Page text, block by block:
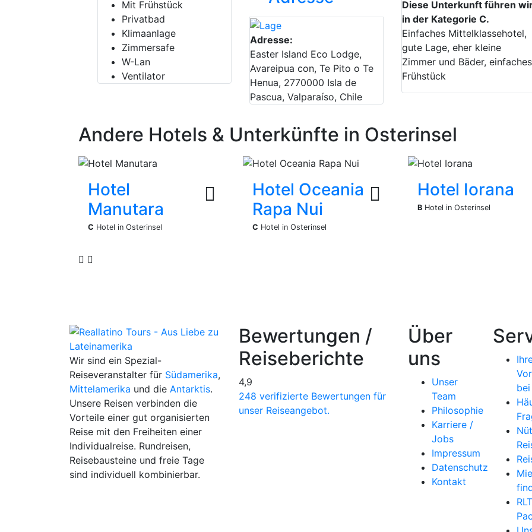
Mit Frühstück
Privatbad
Klimaanlage
Zimmersafe
W-Lan
Ventilator
Adresse:
Easter Island Eco Lodge,
Avareipua con, Te Pito o Te
Henua, 2770000 Isla de
Pascua, Valparaíso, Chile
Diese Unterkunft führen
in der Kategorie C.
Einfaches Mittelklassehotel,
gute Lage, eher kleine
Zimmer und Bäder, einfaches
Frühstück
Andere Hotels & Unterkünfte in Osterinsel
Hotel
Manutara
C Hotel in Osterinsel
Hotel Oceania
Rapa Nui
C Hotel in Osterinsel
Hotel Iorana
BHotel in Osterinsel
Wir sind ein Spezial-
Reiseveranstalter für Südamerika,
Mittelamerika und die Antarktis.
Unsere Reisen verbinden die
Vorteile einer gut organisierten
Reise mit den Freiheiten einer
Individualreise. Rundreisen,
Reisebausteine und freie Tage
sind individuell kombinierbar.
Bewertungen /
Reiseberichte
4,9
248 verifizierte Bewertungen für
unser Reiseangebot.
Über
uns
Unser
Team
Philosophie
Karriere /
Jobs
Impressum
Datenschutz
Kontakt
RLT